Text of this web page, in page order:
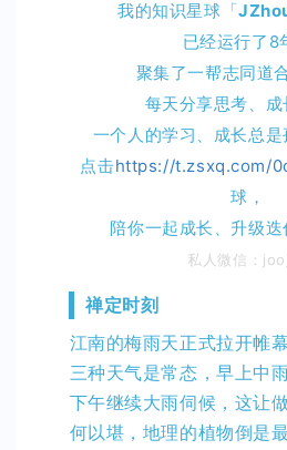
我的知识星球「
已经运行了8
聚集了一帮志同道
每天分享思考、成
一个人的学习、成长总是
点击https://t.zsxq.com/
球，
陪你一起成长、升级迭
私人微信：
禅定时刻
江南的梅雨天正式拉开帷
三种天气是常态，早上中
下午继续大雨伺候，这让
何以堪，地理的植物倒是